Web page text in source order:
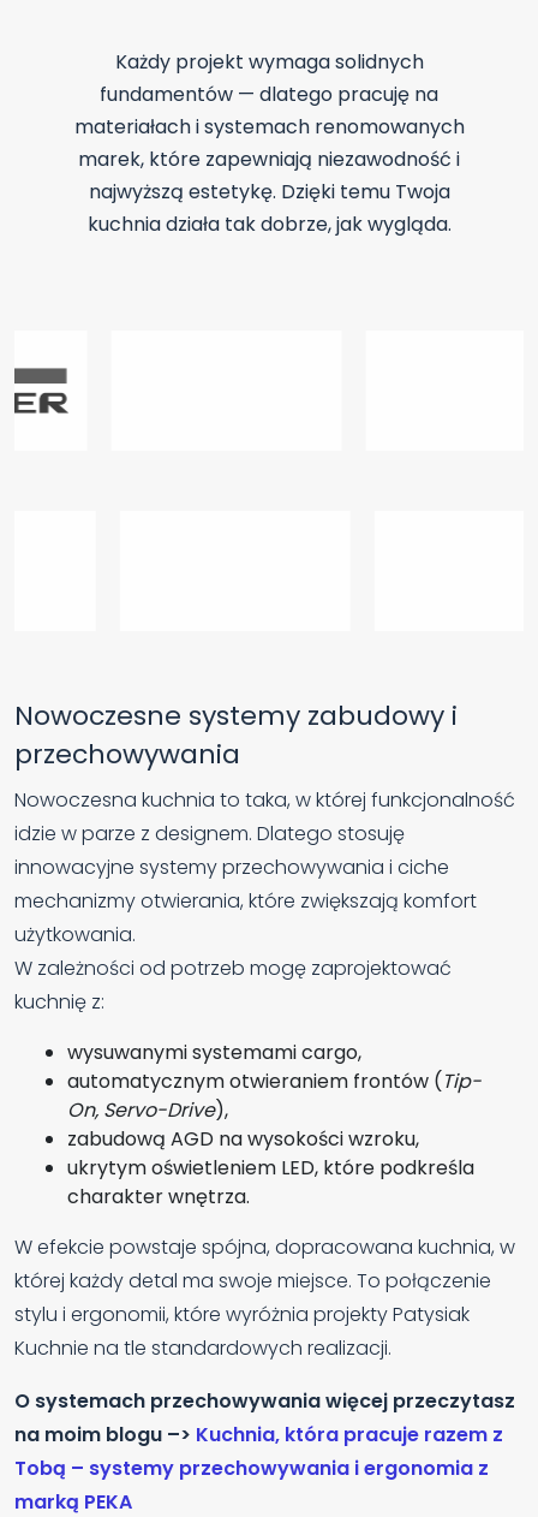
Każdy projekt wymaga solidnych
fundamentów — dlatego pracuję na
materiałach i systemach renomowanych
marek, które zapewniają niezawodność i
najwyższą estetykę. Dzięki temu Twoja
kuchnia działa tak dobrze, jak wygląda.
Nowoczesne systemy zabudowy i
przechowywania
Nowoczesna kuchnia to taka, w której funkcjonalność
idzie w parze z designem. Dlatego stosuję
innowacyjne systemy przechowywania i ciche
mechanizmy otwierania, które zwiększają komfort
użytkowania.
W zależności od potrzeb mogę zaprojektować
kuchnię z:
wysuwanymi systemami cargo,
automatycznym otwieraniem frontów (Tip-
On, Servo-Drive),
zabudową AGD na wysokości wzroku,
ukrytym oświetleniem LED, które podkreśla
charakter wnętrza.
W efekcie powstaje spójna, dopracowana kuchnia, w
której każdy detal ma swoje miejsce. To połączenie
stylu i ergonomii, które wyróżnia projekty Patysiak
Kuchnie na tle standardowych realizacji.
O systemach przechowywania więcej przeczytasz
na moim blogu –> Kuchnia, która pracuje razem z
Tobą – systemy przechowywania i ergonomia z
marką PEKA